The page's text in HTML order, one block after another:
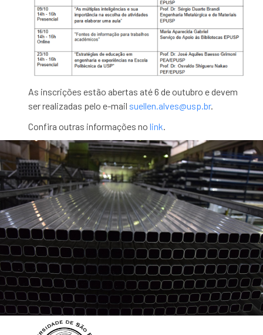
As inscrições estão abertas até 6 de outubro e devem
ser realizadas pelo e-mail suellen.alves@usp.br.
Confira outras informações nolink